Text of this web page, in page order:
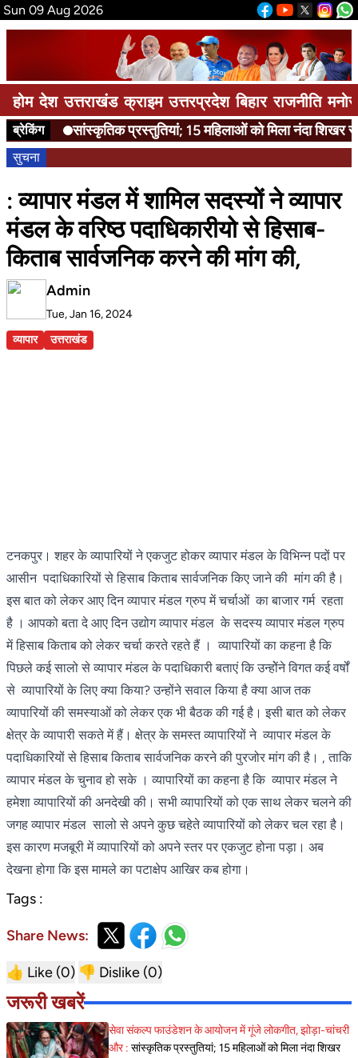
Sun 09 Aug 2026
होम देश उत्तराखंड क्राइम उत्तरप्रदेश बिहार राजनीति
ब्रेकिंग सांस्कृतिक प्रस्तुतियां; 15 महिलाओं को मिला नंदा शिखर
सुचना
: व्यापार मंडल में शामिल सदस्यों ने व्यापार
मंडल के वरिष्ठ पदाधिकारीयो से हिसाब-
किताब सार्वजनिक करने की मांग की,
Admin
Tue, Jan 16, 2024
व्यापार
उत्तराखंड
टनकपुर। शहर के व्यापारियों ने एकजुट होकर व्यापार मंडल के विभिन्न पदों पर
आसीन पदाधिकारियों से हिसाब किताब सार्वजनिक किए जाने की मांग की है।
इस बात को लेकर आए दिन व्यापार मंडल ग्रुप में चर्चाओं का बाजार गर्म रहता
है । आपको बता दे आए दिन उद्योग व्यापार मंडल के सदस्य व्यापार मंडल ग्रुप
में हिसाब किताब को लेकर चर्चा करते रहते हैं । व्यापारियों का कहना है कि
पिछले कई सालो से व्यापार मंडल के पदाधिकारी बताएं कि उन्होेंने विगत कई वर्षों
से व्यापारियों के लिए क्या किया? उन्होंने सवाल किया है क्या आज तक
व्यापारियों की समस्याओं को लेकर एक भी बैठक की गई है। इसी बात को लेकर
क्षेत्र के व्यापारी सकते में हैं। क्षेत्र के समस्त व्यापारियों ने व्यापार मंडल के
पदाधिकारियों से हिसाब किताब सार्वजनिक करने की पुरजोर मांग की है। , ताकि
व्यापार मंडल के चुनाव हो सके । व्यापारियों का कहना है कि व्यापार मंडल ने
हमेशा व्यापारियों की अनदेखी की। सभी व्यापारियों को एक साथ लेकर चलने की
जगह व्यापार मंडल सालो से अपने कुछ चहेते व्यापारियों को लेकर चल रहा है।
इस कारण मजबूरी में व्यापारियों को अपने स्तर पर एकजुट होना पड़ा। अब
देखना होगा कि इस मामले का पटाक्षेप आखिर कब होगा।
Tags :
Share News:
👍 Like (0) 👎 Dislike (0)
जरूरी खबरें
सेवा संकल्प फाउंडेशन के आयोजन में गूंजे लोकगीत, झोड़ा-चांचरी
और : सांस्कृतिक प्रस्तुतियां; 15 महिलाओं को मिला नंदा शिखर